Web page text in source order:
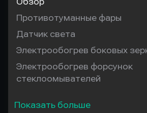
Противотуманные фары
Датчик света
Электрообогрев боковых
Электрообогрев форсунок
стеклоомывателей
Показать больше